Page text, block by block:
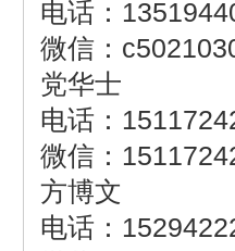
电话：
微信：
党华士
电话：
微信：
方博文
电话：